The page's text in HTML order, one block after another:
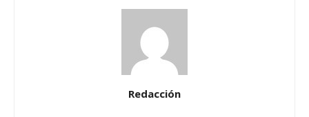
Redacción